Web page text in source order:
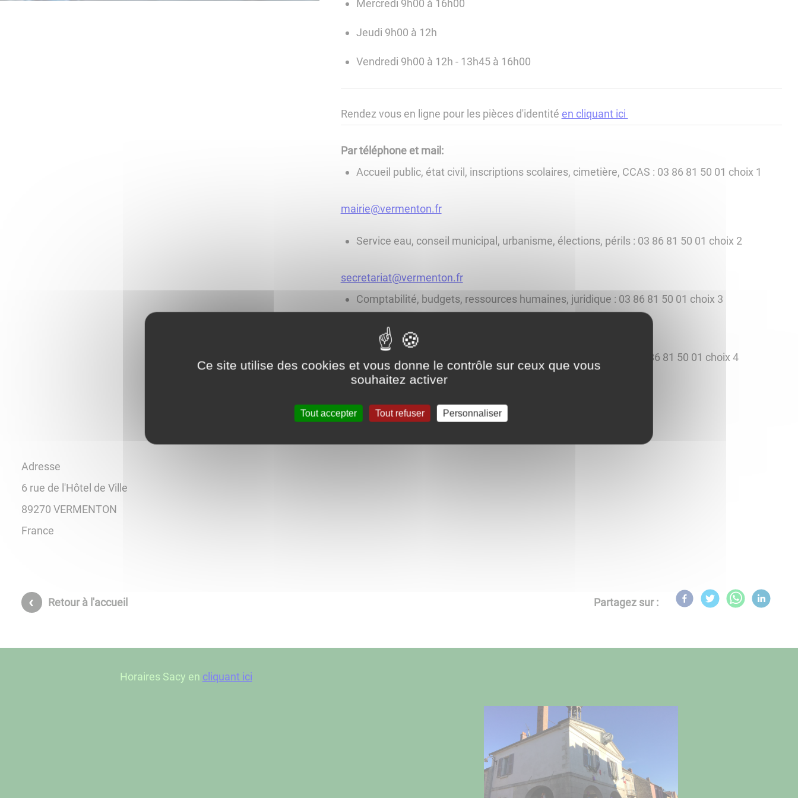
Mercredi 9h00 à 16h00
Jeudi 9h00 à 12h
Vendredi 9h00 à 12h - 13h45 à 16h00
Rendez vous en ligne pour les pièces d'identité en cliquant ici
Par téléphone et mail:
Accueil public, état civil, inscriptions scolaires, cimetière, CCAS : 03 86 81 50 01 choix 1
mairie@vermenton.fr
Service eau, conseil municipal, urbanisme, élections, périls : 03 86 81 50 01 choix 2
secretariat@vermenton.fr
Comptabilité, budgets, ressources humaines, juridique : 03 86 81 50 01 choix 3
comptabilite@vermenton.fr
Pièces d'identités, associatif, locations salles, cérémonies : 03 86 81 50 01 choix 4
Adresse
6 rue de l'Hôtel de Ville
89270 VERMENTON
France
Retour à l'accueil Partagez sur :
Horaires Sacy en cliquant ici
Ce site utilise des cookies et vous donne le contrôle sur ceux que vous
souhaitez activer
Tout accepter Tout refuser Personnaliser